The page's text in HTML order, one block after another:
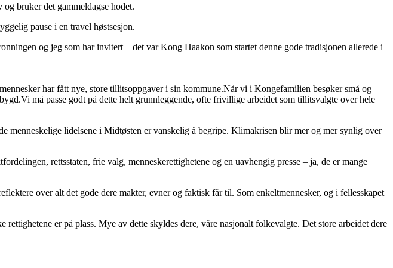
bruker det gammeldagse hodet.
pause i en travel høstsesjon.
og jeg som har invitert – det var Kong Haakon som startet denne gode tradisjonen allerede i
har fått nye, store tillitsoppgaver i sin kommune.Når vi i Kongefamilien besøker små og
må passe godt på dette helt grunnleggende, ofte frivillige arbeidet som tillitsvalgte over hele
lidelsene i Midtøsten er vanskelig å begripe. Klimakrisen blir mer og mer synlig over
rettsstaten, frie valg, menneskerettighetene og en uavhengig presse – ja, de er mange
over alt det gode dere makter, evner og faktisk får til. Som enkeltmennesker, og i fellesskapet
er på plass. Mye av dette skyldes dere, våre nasjonalt folkevalgte. Det store arbeidet dere